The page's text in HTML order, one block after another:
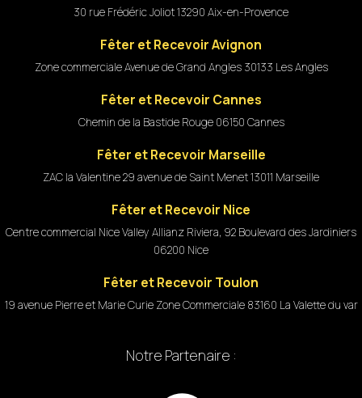
30 rue Frédéric Joliot 13290 Aix-en-Provence
Fêter et Recevoir Avignon
Zone commerciale Avenue de Grand Angles 30133 Les Angles
Fêter et Recevoir Cannes
Chemin de la Bastide Rouge 06150 Cannes
Fêter et Recevoir Marseille
ZAC la Valentine 29 avenue de Saint Menet 13011 Marseille
Fêter et Recevoir Nice
Centre commercial Nice Valley Allianz Riviera, 92 Boulevard des Jardiniers
06200 Nice
Fêter et Recevoir Toulon
19 avenue Pierre et Marie Curie Zone Commerciale 83160 La Valette du var
Notre Partenaire :